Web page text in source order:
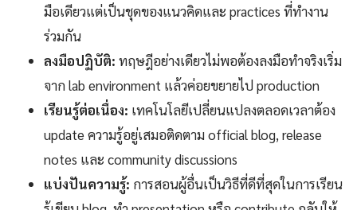
มือเดียวแต่เป็นชุดของแนวคิดและ practices ที่ทำงาน
ร่วมกัน
ลงมือปฏิบัติ: ทฤษฎีอย่างเดียวไม่พอต้องลงมือทำจริงเริ่ม
จาก lab environment แล้วค่อยขยายไป production
เรียนรู้ต่อเนื่อง: เทคโนโลยีเปลี่ยนแปลงตลอดเวลาต้อง
update ความรู้อยู่เสมอติดตาม official blog, release
notes และ community discussions
แบ่งปันความรู้: การสอนผู้อื่นเป็นวิธีที่ดีที่สุดในการเรียน